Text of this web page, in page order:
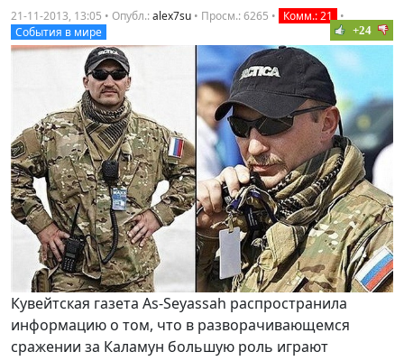
21-11-2013, 13:05 • Опубл.:alex7su • Просм.: 6265 • Комм.: 21
•
События в мире
+24
Кувейтская газета As-Seyassah распространила
информацию о том, что в разворачивающемся
сражении за Каламун большую роль играют